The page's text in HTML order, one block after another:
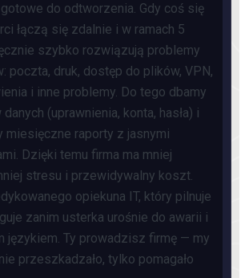
do odtworzenia. Gdy coś się
łączą się zdalnie i w ramach 5
szybko rozwiązują problemy
poczta, druk, dostęp do plików, VPN,
i inne problemy. Do tego dbamy
(uprawnienia, konta, hasła) i
miesięczne raporty z jasnymi
Dzięki temu firma ma mniej
stresu i przewidywalny koszt.
opiekuna IT, który pilnuje
zanim usterka urośnie do awarii i
językiem. Ty prowadzisz firmę — my
przeszkadzało, tylko pomagało